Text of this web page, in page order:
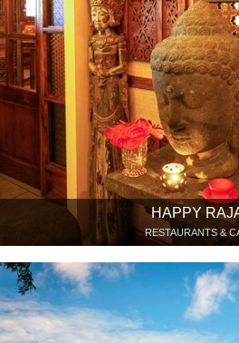
HAPPY
RESTAURANTS &